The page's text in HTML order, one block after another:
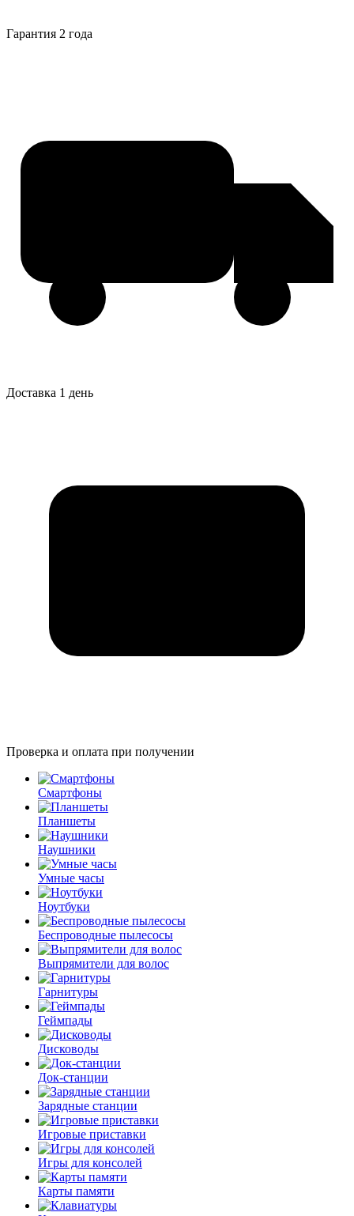
Гарантия 2 года
Доставка 1 день
Проверка и оплата при получении
Смартфоны
Планшеты
Наушники
Умные часы
Ноутбуки
Беспроводные пылесосы
Выпрямители для волос
Гарнитуры
Геймпады
Дисководы
Док-станции
Зарядные станции
Игровые приставки
Игры для консолей
Карты памяти